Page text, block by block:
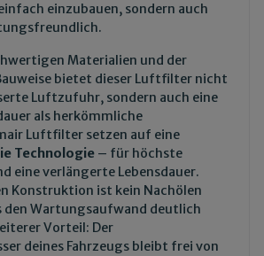
einzubauen, sondern auch
Materialien und der
bietet dieser Luftfilter nicht
Luftzufuhr, sondern auch eine
als herkömmliche
Luftfilter setzen auf eine
Technologie – für höchste
eine verlängerte Lebensdauer.
Konstruktion ist kein Nachölen
den Wartungsaufwand deutlich
Vorteil: Der
deines Fahrzeugs bleibt frei von